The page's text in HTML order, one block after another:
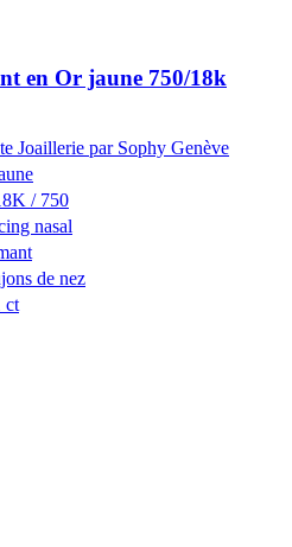
en Or jaune 750/18k
Joaillerie par Sophy Genève
/ 750
nasal
de nez
ct